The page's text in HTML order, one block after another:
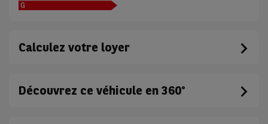
G
Calculez votre loyer
Découvrez ce véhicule en 360°